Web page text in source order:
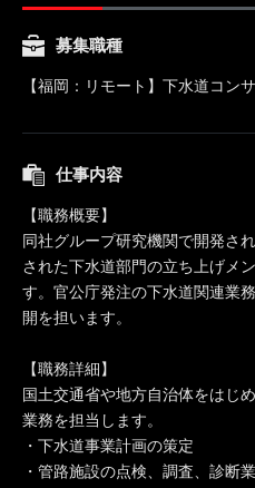
募集職種
【福岡：リモート】下水道コン
仕事内容
【職務概要】
同社グループ研究機関で開発さ
された下水道部門の立ち上げメ
す。官公庁発注の下水道関連業
開を担います。
【職務詳細】
国土交通省や地方自治体をはじ
業務を担当します。
・下水道事業計画の策定
・管路施設の点検、調査、診断